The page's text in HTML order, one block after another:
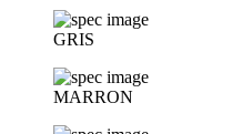
GRIS
MARRON